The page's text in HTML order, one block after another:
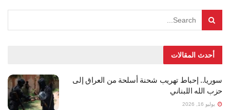
أحدث المقالات
سوريا.. إحباط تهريب شحنة أسلحة من العراق إلى
حزب الله اللبناني
يوليو 16, 2026